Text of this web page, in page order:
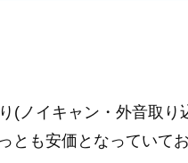
(ノイキャン・外音取り
も安価となっていて